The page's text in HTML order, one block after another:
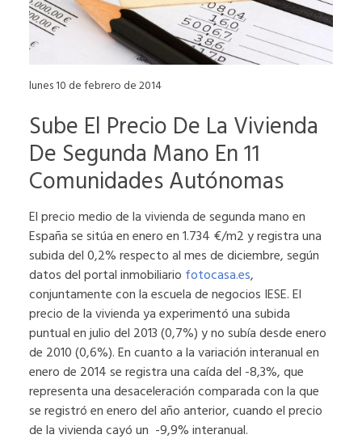
lunes 10 de febrero de 2014
Sube El Precio De La Vivienda
De Segunda Mano En 11
Comunidades Autónomas
El precio medio de la vivienda de segunda mano en
España se sitúa en enero en 1.734 €/m2 y registra una
subida del 0,2% respecto al mes de diciembre, según
datos del portal inmobiliario fotocasa.es,
conjuntamente con la escuela de negocios IESE. El
precio de la vivienda ya experimentó una subida
puntual en julio del 2013 (0,7%) y no subía desde enero
de 2010 (0,6%). En cuanto a la variación interanual en
enero de 2014 se registra una caída del -8,3%, que
representa una desaceleración comparada con la que
se registró en enero del año anterior, cuando el precio
de la vivienda cayó un -9,9% interanual.